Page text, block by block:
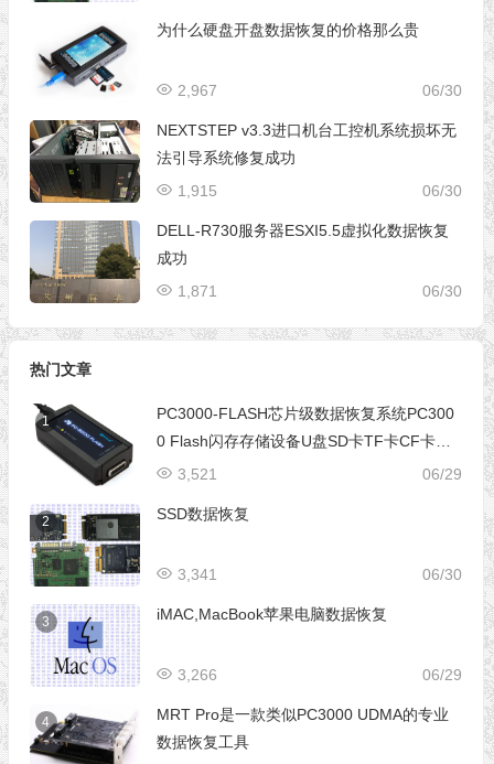
为什么硬盘开盘数据恢复的价格那么贵
06/30
2,967
NEXTSTEP v3.3进口机台工控机系统损坏无
法引导系统修复成功
06/30
1,915
DELL-R730服务器ESXI5.5虚拟化数据恢复
成功
06/30
1,871
热门文章
1
PC3000-FLASH芯片级数据恢复系统PC300
0 Flash闪存存储设备U盘SD卡TF卡CF卡芯
片级数据恢复设备
06/29
3,521
2 SSD数据恢复
06/30
3,341
3 iMAC,MacBook苹果电脑数据恢复
06/29
3,266
4
MRT Pro是一款类似PC3000 UDMA的专业
数据恢复工具